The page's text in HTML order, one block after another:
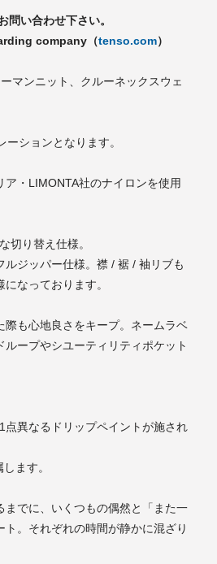
問い合わせ下さい。
company（tenso.com）
マンニット、クルーネックスウェ
ションとなります。
・LIMONTA社のナイロンを使用
切り替え仕様。
ジッパー仕様。襟 / 裾 / 袖リブも
なっております。
も心地良さをキープ。ネームラベ
ープやシユーティリティポケット
異なるドリップペイントが施され
ます。
までに、いくつもの偶然と「また一
。それぞれの時間が静かに混ざり